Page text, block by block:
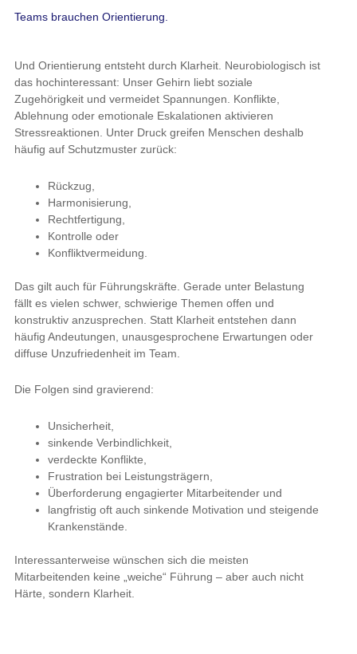
Teams brauchen Orientierung.
Und Orientierung entsteht durch Klarheit. Neurobiologisch ist
das hochinteressant: Unser Gehirn liebt soziale
Zugehörigkeit und vermeidet Spannungen. Konflikte,
Ablehnung oder emotionale Eskalationen aktivieren
Stressreaktionen. Unter Druck greifen Menschen deshalb
häufig auf Schutzmuster zurück:
Rückzug,
Harmonisierung,
Rechtfertigung,
Kontrolle oder
Konfliktvermeidung.
Das gilt auch für Führungskräfte. Gerade unter Belastung
fällt es vielen schwer, schwierige Themen offen und
konstruktiv anzusprechen. Statt Klarheit entstehen dann
häufig Andeutungen, unausgesprochene Erwartungen oder
diffuse Unzufriedenheit im Team.
Die Folgen sind gravierend:
Unsicherheit,
sinkende Verbindlichkeit,
verdeckte Konflikte,
Frustration bei Leistungsträgern,
Überforderung engagierter Mitarbeitender und
langfristig oft auch sinkende Motivation und steigende
Krankenstände.
Interessanterweise wünschen sich die meisten
Mitarbeitenden keine „weiche“ Führung – aber auch nicht
Härte, sondern Klarheit.